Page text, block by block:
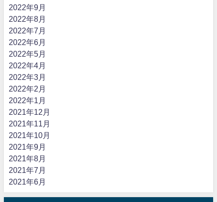
2022年9月
2022年8月
2022年7月
2022年6月
2022年5月
2022年4月
2022年3月
2022年2月
2022年1月
2021年12月
2021年11月
2021年10月
2021年9月
2021年8月
2021年7月
2021年6月